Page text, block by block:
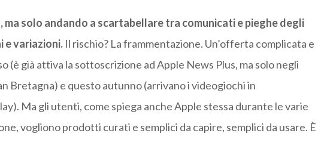
ma solo andando a scartabellare tra comunicati e pieghe degli
e variazioni.Il rischio? La frammentazione. Un’offerta complicata e
(è già attiva la sottoscrizione ad Apple News Plus, ma solo negli
Bretagna) e questo autunno (arrivano i videogiochi in
Ma gli utenti, come spiega anche Apple stessa durante le varie
vogliono prodotti curati e semplici da capire, semplici da usare. È